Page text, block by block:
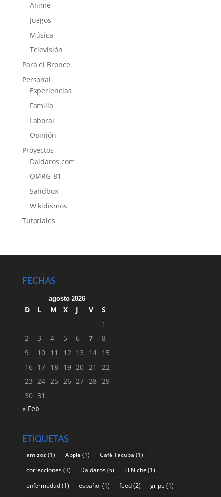
Anime
Juegos
Música
Televisión
Para el Bronce
Personal
Experiencias
Familia
Laboral
Opinión
Proyectos
Daidaros.com
OMRG-81
Sandbox
Wikidismos
Tutoriales
FECHAS
agosto 2026
D L M X J V
S
1
2
3 4 5 6 7
8
9
10 11 12 13 14 15
16 17 18 19 20 21
22
23 24 25 26 27 28 29
30 31
« Feb
ETIQUETAS
amigos(1) Apple (1) Café Tacuba (1)
correcciones(3) Daidaros(6) El Niche (1)
enfermedad(1) español (1) feed(2) gripe (1)